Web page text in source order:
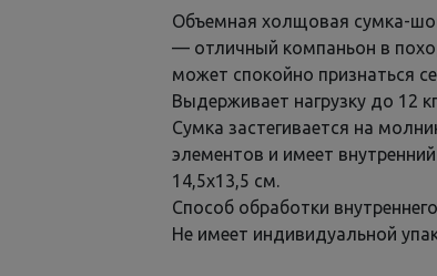
Объемная холщовая сумка-
— отличный компаньон в
может спокойно признаться
Выдерживает нагрузку до 12
Сумка застегивается на
элементов и имеет
14,5x13,5 см.
Способ обработки
Не имеет индивидуальной